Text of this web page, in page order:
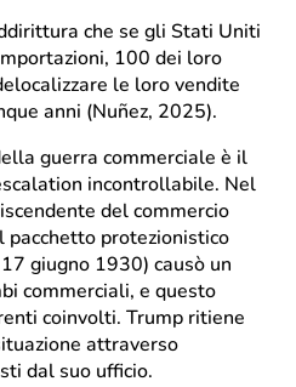
che se gli Stati Uniti
100 dei loro
le loro vendite
anni (Nuñez, 2025).
guerra commerciale è il
incontrollabile. Nel
del commercio
protezionistico
giugno 1930) causò un
commerciali, e questo
coinvolti. Trump ritiene
attraverso
dal suo ufficio.